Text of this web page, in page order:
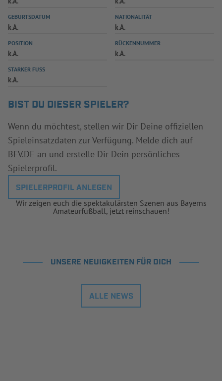
SPIELPLUS
GEBURTSDATUM
k.A.
NATIONALITÄT
k.A.
POSITION
k.A.
RÜCKENNUMMER
k.A.
STARKER FUSS
k.A.
BIST DU DIESER SPIELER?
Wenn du möchtest, stellen wir Dir Deine offiziellen
Spieleinsatzdaten zur Verfügung. Melde dich auf
BFV.DE an und erstelle Dir Dein persönliches
Spielerprofil.
SPIELERPROFIL ANLEGEN
Wir zeigen euch die spektakulärsten Szenen aus Bayerns
Amateurfußball, jetzt reinschauen!
UNSERE NEUIGKEITEN FÜR DICH
ALLE NEWS